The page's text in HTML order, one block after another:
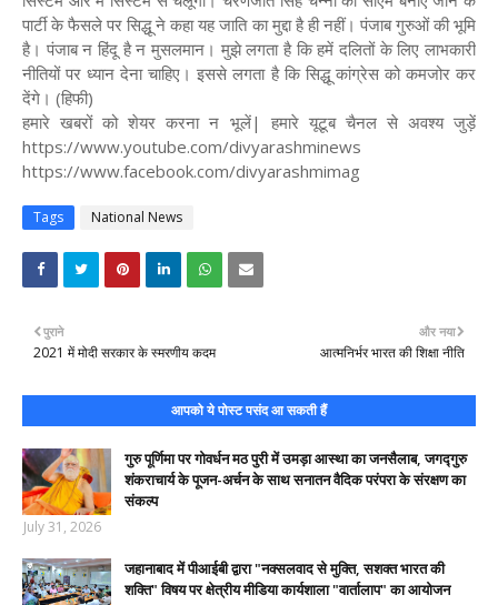
पार्टी के फैसले पर सिद्धू ने कहा यह जाति का मुद्दा है ही नहीं। पंजाब गुरुओं की भूमि
है। पंजाब न हिंदू है न मुसलमान। मुझे लगता है कि हमें दलितों के लिए लाभकारी
नीतियों पर ध्यान देना चाहिए। इससे लगता है कि सिद्धू कांग्रेस को कमजोर कर
देंगे। (हिफी)
हमारे खबरों को शेयर करना न भूलें| हमारे यूटूब चैनल से अवश्य जुड़ें
https://www.youtube.com/divyarashminews
https://www.facebook.com/divyarashmimag
Tags National News
और नया
आत्मनिर्भर भारत की शिक्षा नीति
पुराने
2021 में मोदी सरकार के स्मरणीय कदम
आपको ये पोस्ट पसंद आ सकती हैं
गुरु पूर्णिमा पर गोवर्धन मठ पुरी में उमड़ा आस्था का जनसैलाब, जगद्गुरु
शंकराचार्य के पूजन-अर्चन के साथ सनातन वैदिक परंपरा के संरक्षण का
संकल्प
July 31, 2026
जहानाबाद में पीआईबी द्वारा "नक्सलवाद से मुक्ति, सशक्त भारत की
शक्ति" विषय पर क्षेत्रीय मीडिया कार्यशाला "वार्तालाप" का आयोजन